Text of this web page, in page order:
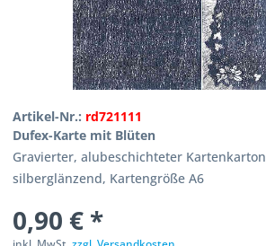
Artikel-Nr.: rd721111
Dufex-Karte mit Blüten
Gravierter, alubeschichteter Kartenkarton
silberglänzend, Kartengröße A6
0,90 € *